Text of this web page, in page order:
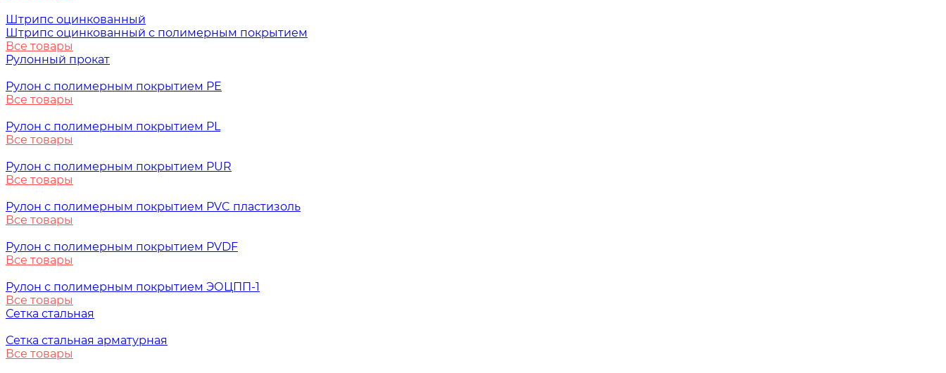
Штрипс оцинкованный
Штрипс оцинкованный с полимерным покрытием
Все товары
Рулонный прокат
Рулон с полимерным покрытием PE
Все товары
Рулон с полимерным покрытием PL
Все товары
Рулон с полимерным покрытием PUR
Все товары
Рулон с полимерным покрытием PVC пластизоль
Все товары
Рулон с полимерным покрытием PVDF
Все товары
Рулон с полимерным покрытием ЭОЦПП-1
Все товары
Сетка стальная
Сетка стальная арматурная
Все товары